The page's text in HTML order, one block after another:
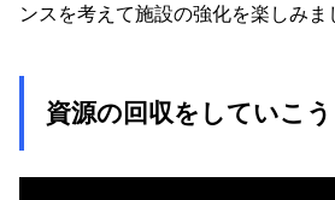
ンスを考えて施設の強化を楽しみま
資源の回収をしていこう